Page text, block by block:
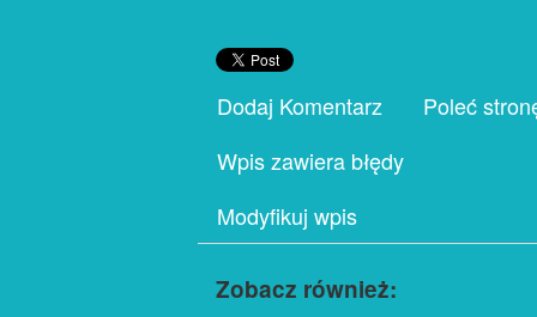
Dodaj Komentarz
Poleć
Wpis zawiera błędy
Modyfikuj wpis
Zobacz również: